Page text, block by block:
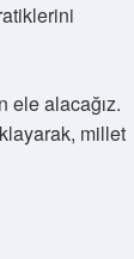
ele alacağız.
millet